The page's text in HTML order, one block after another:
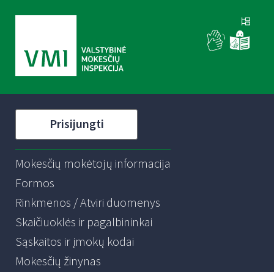
Prisijungti
Mokesčių mokėtojų informacija
Formos
Rinkmenos / Atviri duomenys
Skaičiuoklės ir pagalbininkai
Sąskaitos ir įmokų kodai
Mokesčių žinynas